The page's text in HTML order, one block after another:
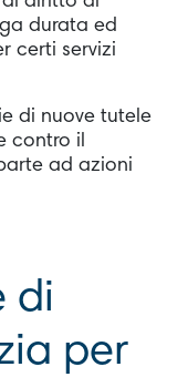
durata ed
certi servizi
di nuove tutele
contro il
ad azioni
di
per